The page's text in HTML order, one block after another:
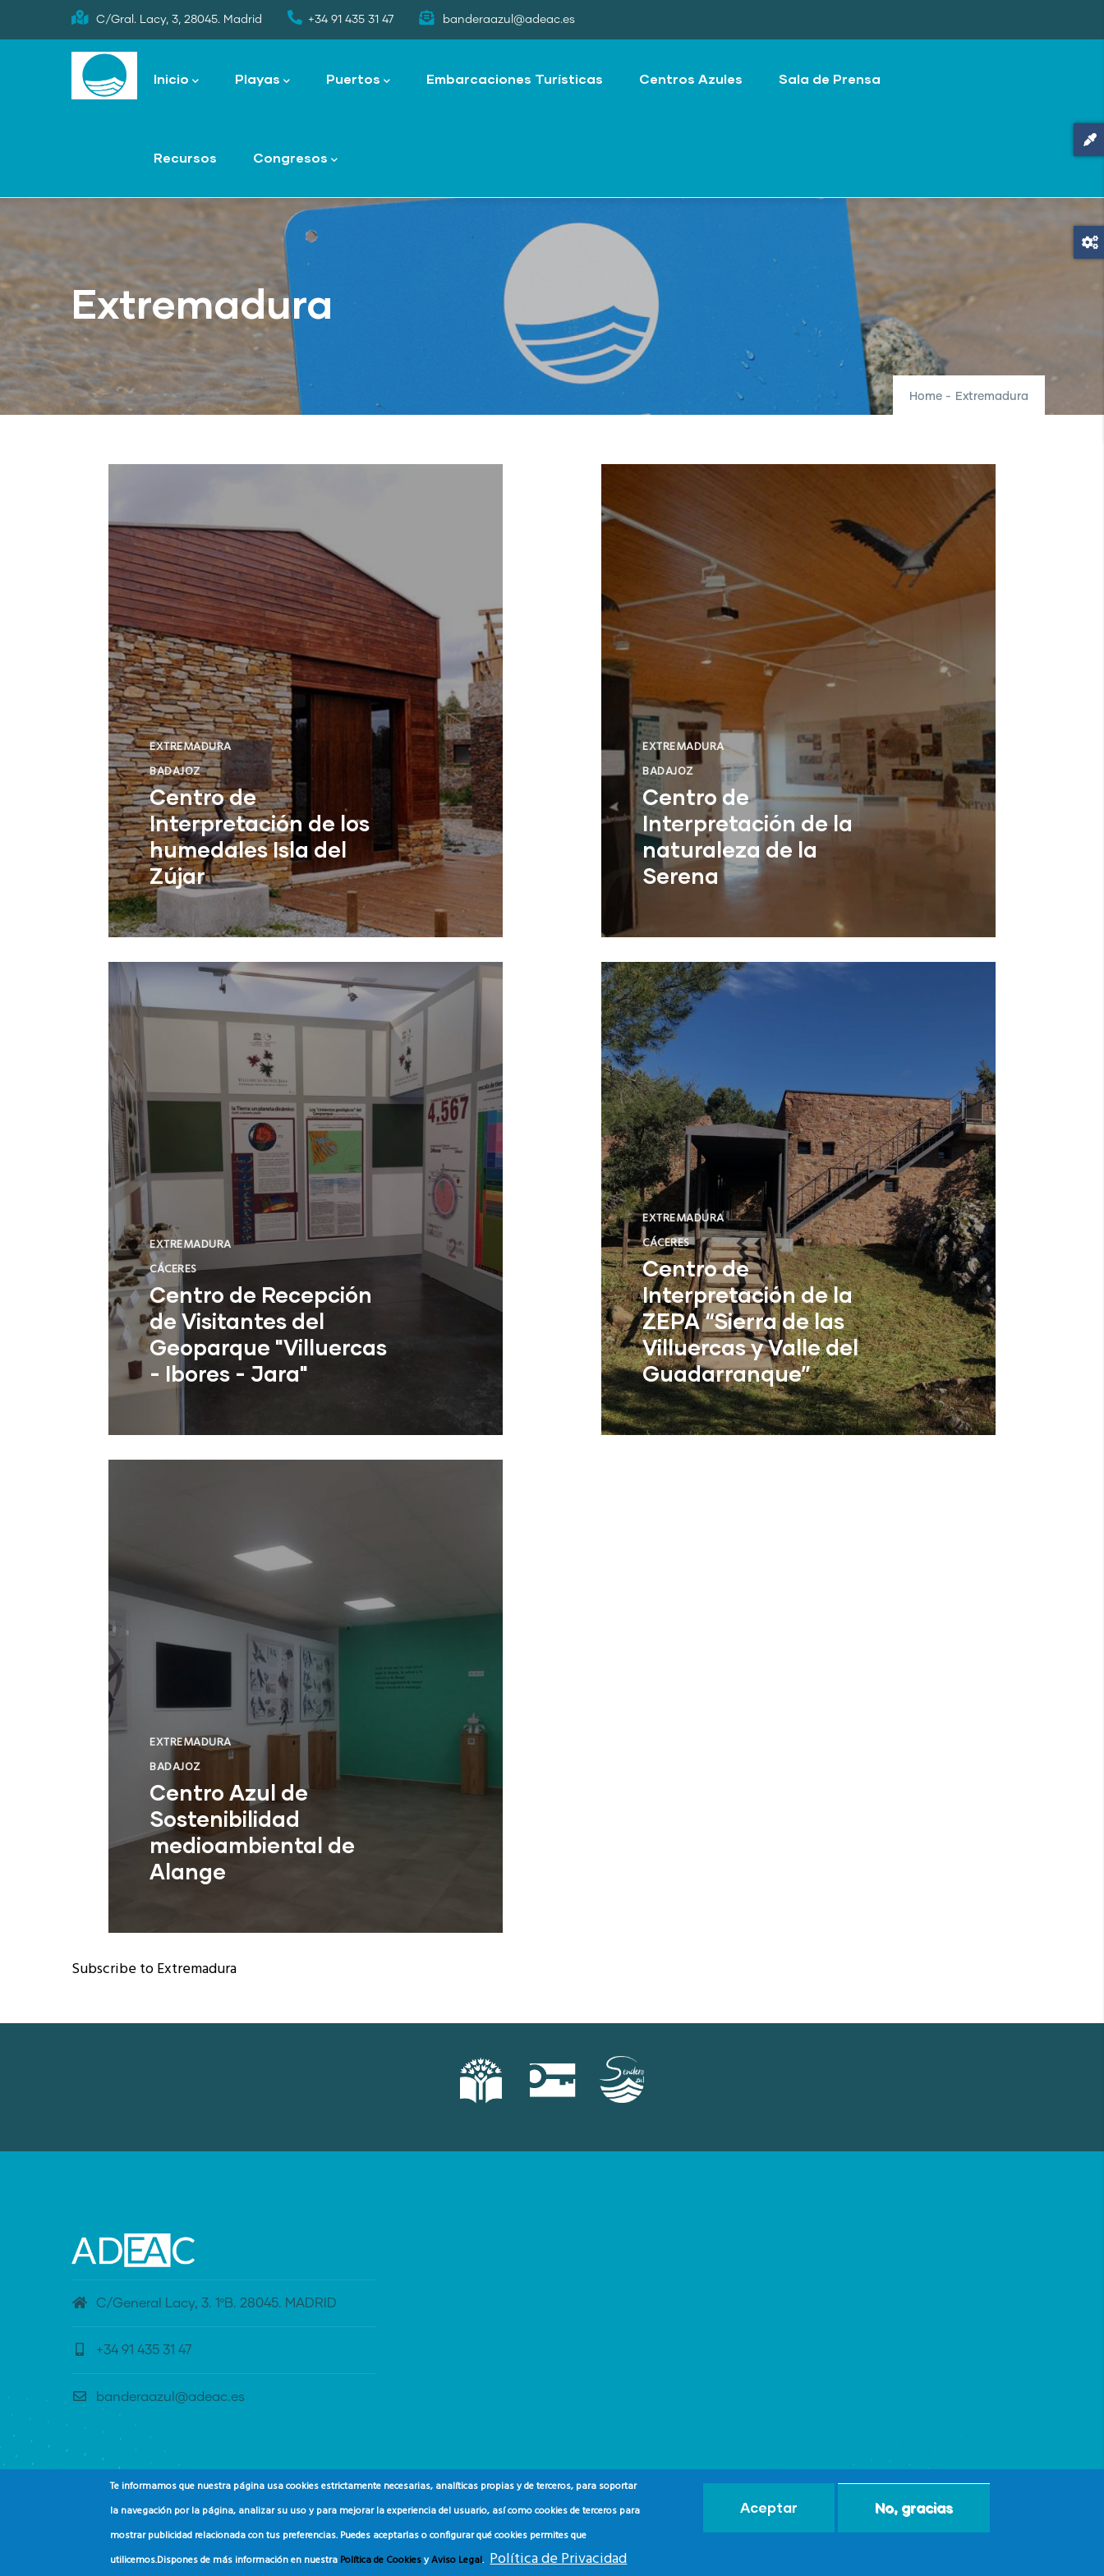
to
C/Gral. Lacy, 3, 28045. Madrid +34 91 435 31 47 banderaazul@adeac.es
navigation
Inicio Playas Puertos Embarcaciones Turísticas Centros Azules Sala de Prensa
Recursos Congresos
Extremadura
Home - Extremadura
EXTREMADURA
BADAJOZ
Centro de
Interpretación de los
humedales Isla del
Zújar
Castuera (Badajoz)
EXTREMADURA
BADAJOZ
Centro de
Interpretación de la
naturaleza de la
Serena
EXTREMADURA
CÁCERES
Centro de Recepción
de Visitantes del
Geoparque "Villuercas
- Ibores - Jara"
EXTREMADURA
CÁCERES
Centro de
Interpretación de la
ZEPA “Sierra de las
Villuercas y Valle del
Guadarranque”
Cañamero (Cáceres)
EXTREMADURA
BADAJOZ
Centro Azul de
Sostenibilidad
medioambiental de
Alange
Subscribe to Extremadura
C/General Lacy, 3. 1ºB. 28045. MADRID
+34 91 435 31 47
banderaazul@adeac.es
Te informamos que nuestra página usa cookies estrictamente necesarias, analíticas propias y de terceros, para soportar
la navegación por la página, analizar su uso y para mejorar la experiencia del usuario, así como cookies de terceros para
mostrar publicidad relacionada con tus preferencias. Puedes aceptarlas o configurar qué cookies permites que
utilicemos.Dispones de más información en nuestra Política de CookiesyAviso Legal. Política de Privacidad
Aceptar No, gracias